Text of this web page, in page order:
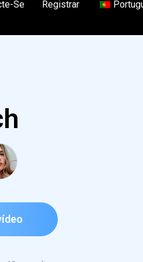
Se Registrar